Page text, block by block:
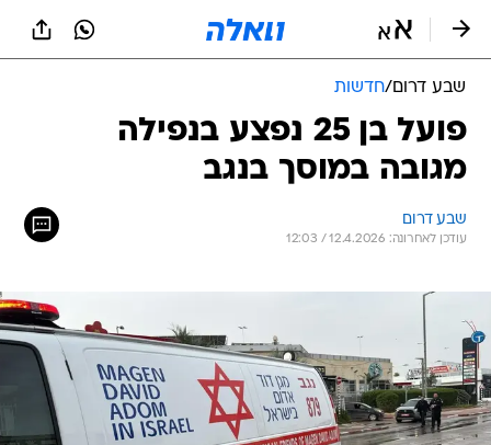
שבע דרום/חדשות
פועל בן 25 נפצע בנפילה
מגובה במוסך בנגב
שבע דרום
עודכן לאחרונה: 12.4.2026 / 12:03